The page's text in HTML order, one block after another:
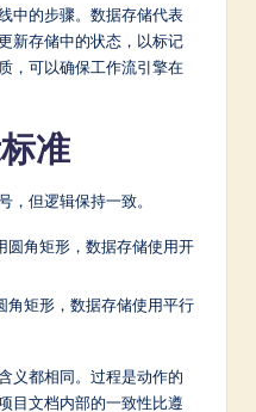
中的步骤。数据存储代表
新存储中的状态，以标记
，可以确保工作流引擎在
准
，但逻辑保持一致。
圆角矩形，数据存储使用开
角矩形，数据存储使用平行
义都相同。过程是动作的
目文档内部的一致性比遵